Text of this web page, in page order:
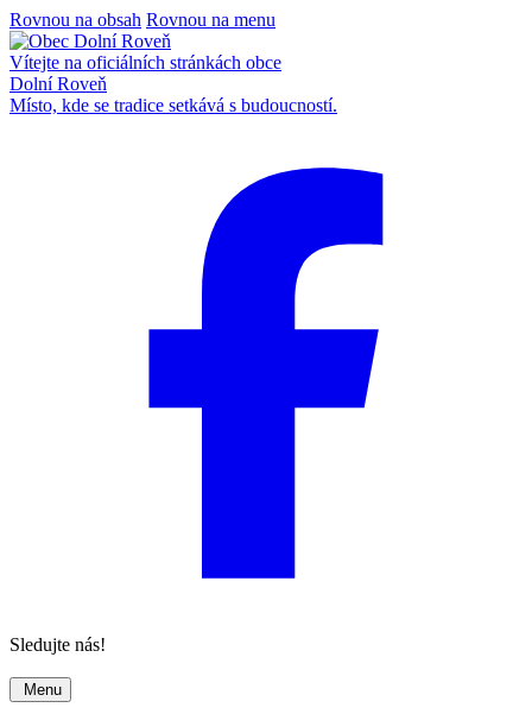
Rovnou na obsah Rovnou na menu
Vítejte na oficiálních stránkách obce
Dolní Roveň
Místo, kde se tradice setkává s budoucností.
Sledujte nás!
Menu